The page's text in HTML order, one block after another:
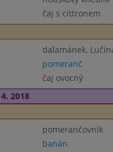
čaj s cittronem
dalamánek,
pomeranč
čaj ovocný
2018
pomerančovník
banán